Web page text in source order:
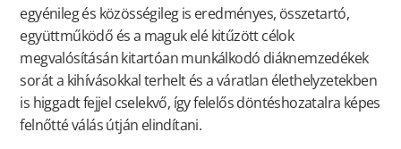
egyénileg és közösségileg is eredményes, összetartó,
együttműködő és a maguk elé kitűzött célok
megvalósításán kitartóan munkálkodó diáknemzedékek
sorát a kihívásokkal terhelt és a váratlan élethelyzetekben
is higgadt fejjel cselekvő, így felelős döntéshozatalra képes
felnőtté válás útján elindítani.